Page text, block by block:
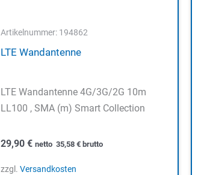
Artikelnummer: 194862
LTE Wandantenne
LTE Wandantenne 4G/3G/2G 10m
LL100 , SMA (m) Smart Collection
29,90 € netto 35,58 €brutto
zzgl. Versandkosten